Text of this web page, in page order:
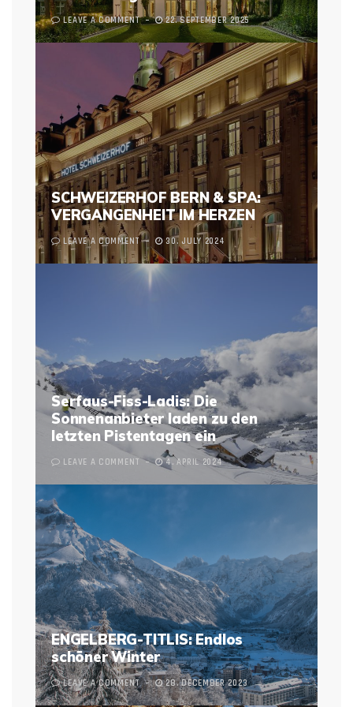
LEAVE A COMMENT 22. SEPTEMBER 2025
SCHWEIZERHOF BERN & SPA:
VERGANGENHEIT IM HERZEN
LEAVE A COMMENT 30. JULY 2024
Serfaus-Fiss-Ladis: Die
Sonnenanbieter laden zu den
letzten Pistentagen ein
LEAVE A COMMENT 4. APRIL 2024
ENGELBERG-TITLIS: Endlos
schöner Winter
LEAVE A COMMENT 28. DECEMBER 2023